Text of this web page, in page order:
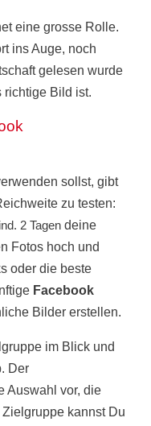
eine grosse Rolle.
ins Auge, noch
gelesen wurde
richtige Bild ist.
sollst, gibt
zu testen:
2 Tagen deine
Fotos hoch und
oder die beste
Facebook
Bilder erstellen.
im Blick und
Der
Auswahl vor, die
kannst Du